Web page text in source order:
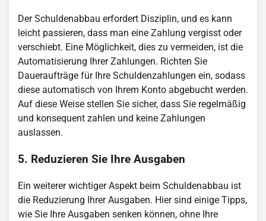
Der Schuldenabbau erfordert Disziplin, und es kann
leicht passieren, dass man eine Zahlung vergisst oder
verschiebt. Eine Möglichkeit, dies zu vermeiden, ist die
Automatisierung Ihrer Zahlungen. Richten Sie
Daueraufträge für Ihre Schuldenzahlungen ein, sodass
diese automatisch von Ihrem Konto abgebucht werden.
Auf diese Weise stellen Sie sicher, dass Sie regelmäßig
und konsequent zahlen und keine Zahlungen
auslassen.
5. Reduzieren Sie Ihre Ausgaben
Ein weiterer wichtiger Aspekt beim Schuldenabbau ist
die Reduzierung Ihrer Ausgaben. Hier sind einige Tipps,
wie Sie Ihre Ausgaben senken können, ohne Ihre